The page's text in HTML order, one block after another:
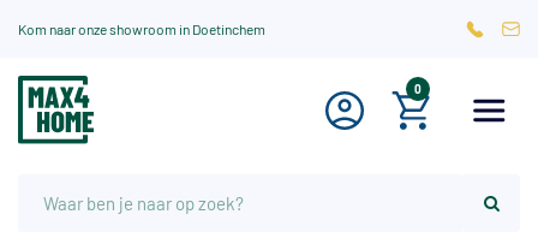
Kom naar onze showroom in Doetinchem
0